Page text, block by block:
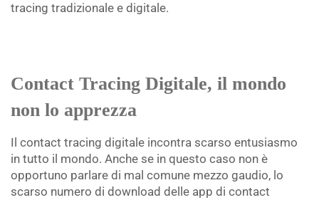
tracing tradizionale e digitale.
Contact Tracing Digitale, il mondo
non lo apprezza
Il contact tracing digitale incontra scarso entusiasmo
in tutto il mondo. Anche se in questo caso non è
opportuno parlare di mal comune mezzo gaudio, lo
scarso numero di download delle app di contact